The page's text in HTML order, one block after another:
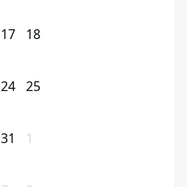
17 18
24 25
31 1